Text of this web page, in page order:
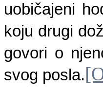
uobičajeni
koju drugi
govori o
svog posla.